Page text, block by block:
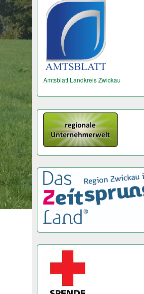
Amtsblatt Landkreis Zwickau